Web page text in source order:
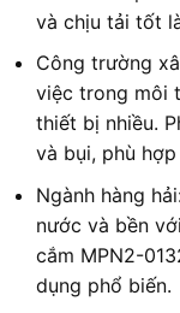
và chịu tải tốt
Công trường
việc trong môi
thiết bị nhiều.
và bụi, phù
Ngành hàng
nước và bền
cắm MPN2-
dụng phổ biến.